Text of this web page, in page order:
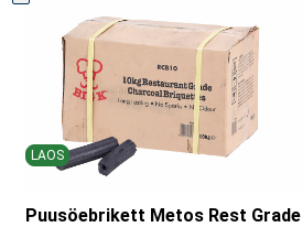
LAOS
Puusöebrikett Metos Rest Grade